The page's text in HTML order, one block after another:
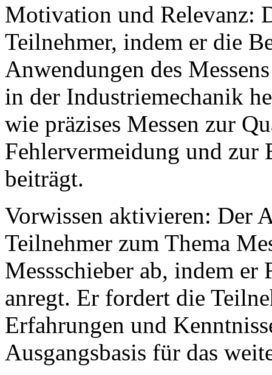
Motivation und Relevanz:
Teilnehmer, indem er die
Anwendungen des
in der Industriemechanik
wie präzises Messen zur
Fehlervermeidung und zur
beiträgt.
Vorwissen aktivieren: Der
Teilnehmer zum Thema
Messschieber ab, indem
anregt. Er fordert die
Erfahrungen und
Ausgangsbasis für das